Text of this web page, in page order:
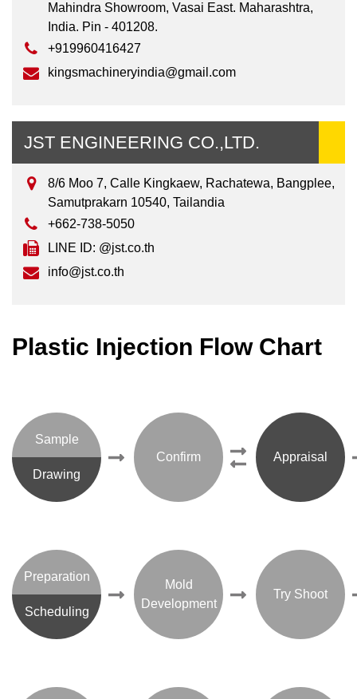
Mahindra Showroom, Vasai East. Maharashtra,
India. Pin - 401208.
+919960416427
kingsmachineryindia@gmail.com
JST ENGINEERING CO.,LTD.
8/6 Moo 7, Calle Kingkaew, Rachatewa, Bangplee,
Samutprakarn 10540, Tailandia
+662-738-5050
LINE ID: @jst.co.th
info@jst.co.th
Plastic Injection Flow Chart
Sample
Drawing
Confirm Appraisal
Preparation
Scheduling
Mold
Development
Try Shoot